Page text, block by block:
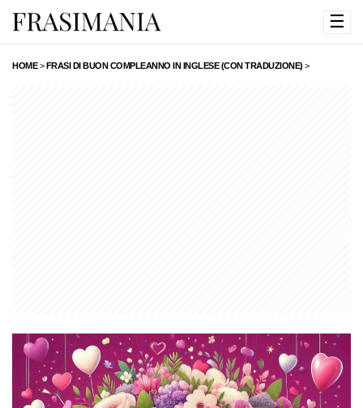
☰
HOME>FRASI DI BUON COMPLEANNO IN INGLESE (CON TRADUZIONE) >